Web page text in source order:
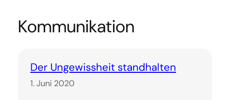
Kommunikation
Der Ungewissheit standhalten
1. Juni 2020